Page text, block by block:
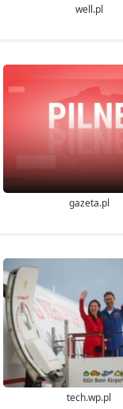
well.pl
gazeta.pl
tech.wp.pl